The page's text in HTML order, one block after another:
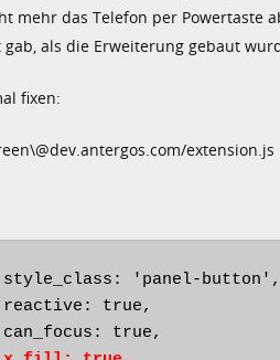
das Telefon per Powertaste
als die Erweiterung gebaut
fixen:
extension.js
style_class: 'panel-button',
true,